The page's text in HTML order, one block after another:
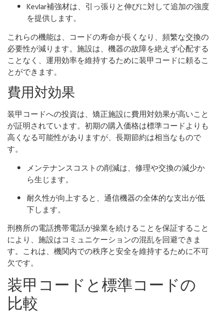
Kevlar補強材は、引っ張りと伸びに対して追加の強度
を提供します。
これらの機能は、コードの寿命が長くなり、頻繁な交換の
必要性が減ります。施設は、機器の故障を絶えず心配する
ことなく、運用効率を維持するために装甲コードに頼るこ
とができます。
費用対効果
装甲コードへの投資は、矯正施設に費用対効果が高いこと
が証明されています。初期の購入価格は標準コードよりも
高くなる可能性がありますが、長期節約は相当なもので
す。
メンテナンスコストの削減は、修理や交換の減少か
ら生じます。
耐久性が向上すると、通信機器の全体的な支出が低
下します。
刑務所の電話携帯電話が操業を続けることを保証すること
により、施設はコミュニケーションの混乱を回避できま
す。これは、機関内での秩序と安全を維持するために不可
欠です。
装甲コードと標準コードの
比較